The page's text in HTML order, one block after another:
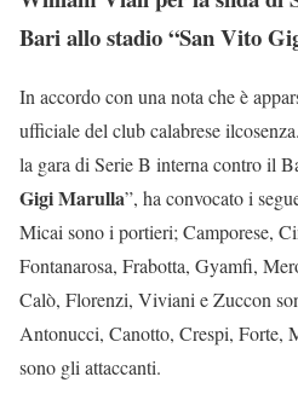
Bari allo stadio “San Vito
In accordo con una nota che è
ufficiale del club calabrese
la gara di Serie B interna contro il
Gigi Marulla”, ha convocato i
Micai sono i portieri; Camporese,
Fontanarosa, Frabotta, Gyamfi,
Calò, Florenzi, Viviani e Zuccon
Antonucci, Canotto, Crespi, Forte,
sono gli attaccanti.